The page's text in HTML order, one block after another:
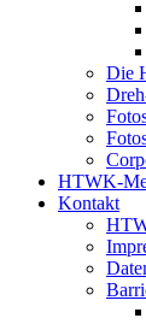
Die
HTWK-
Kontakt